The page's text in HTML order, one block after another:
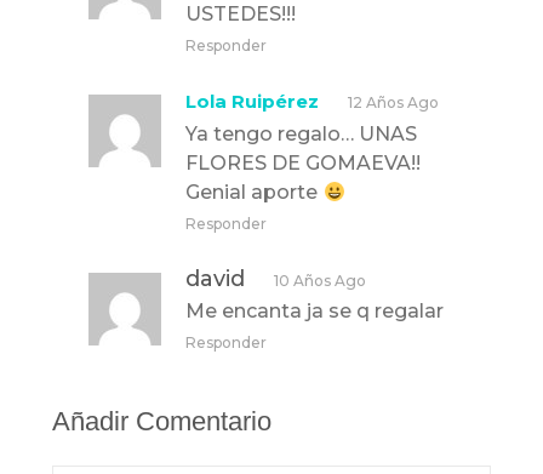
USTEDES!!!
Responder
Lola Ruipérez 12 Años Ago
Ya tengo regalo… UNAS
FLORES DE GOMAEVA!!
Genial aporte
Responder
david 10 Años Ago
Me encanta ja se q regalar
Responder
Añadir Comentario